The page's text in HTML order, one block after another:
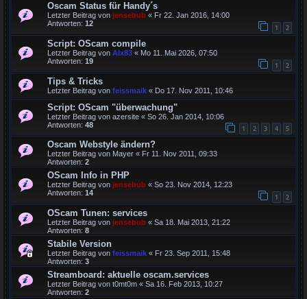
Oscam Status für Handy´s
Letzter Beitrag von jensebub « Fr 22. Jan 2016, 14:00
Antworten: 12 1 2
Script: OScam compile
Letzter Beitrag von Alx83 « Mo 11. Mai 2026, 07:50
Antworten: 19 1 2
Tips & Tricks
Letzter Beitrag von feissmaik « Do 17. Nov 2011, 10:46
Script: OScam "überwachung"
Letzter Beitrag von azersite « So 26. Jan 2014, 10:06
Antworten: 48 1 2 3 4 5
Oscam Webstyle ändern?
Letzter Beitrag von Mayer « Fr 11. Nov 2011, 09:33
Antworten: 2
OScam Info in PHP
Letzter Beitrag von jensebub « So 23. Nov 2014, 12:23
Antworten: 14 1 2
OScam Tunen: services
Letzter Beitrag von jensebub « Sa 18. Mai 2013, 21:22
Antworten: 8
Stabile Version
Letzter Beitrag von feissmaik « Fr 23. Sep 2011, 15:48
Antworten: 3
Streamboard: aktuelle oscam.services
Letzter Beitrag von t0mt0m « Sa 16. Feb 2013, 10:27
Antworten: 2